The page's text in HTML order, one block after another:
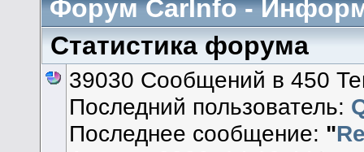
Форум CarInfo -
Статистика форума
39030 Сообщений в 450
Последний пользователь:
Последнее сообщение: "